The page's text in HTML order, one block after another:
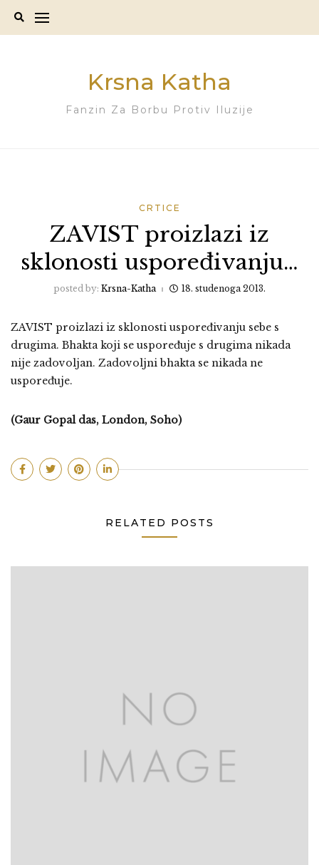
Krsna Katha
Fanzin Za Borbu Protiv Iluzije
CRTICE
ZAVIST proizlazi iz
sklonosti uspoređivanju…
posted by: Krsna-Katha 18. studenoga 2013.
ZAVIST proizlazi iz sklonosti uspoređivanju sebe s
drugima. Bhakta koji se uspoređuje s drugima nikada
nije zadovoljan. Zadovoljni bhakta se nikada ne
uspoređuje.
(Gaur Gopal das, London, Soho)
RELATED POSTS